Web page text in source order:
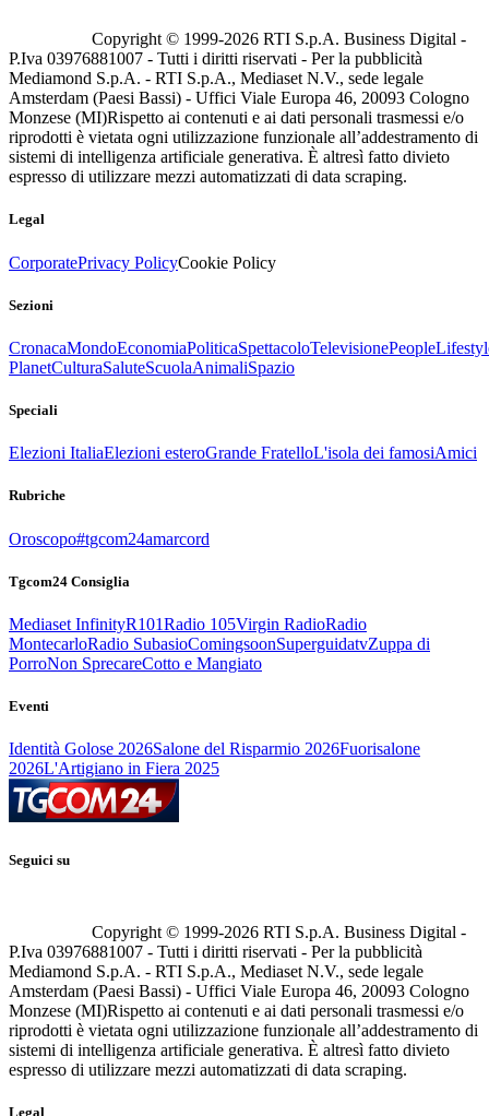
Copyright © 1999-2026 RTI S.p.A. Business Digital -
P.Iva 03976881007 - Tutti i diritti riservati - Per la pubblicità
Mediamond S.p.A. - RTI S.p.A., Mediaset N.V., sede legale
Amsterdam (Paesi Bassi) - Uffici Viale Europa 46, 20093 Cologno
Monzese (MI)Rispetto ai contenuti e ai dati personali trasmessi e/o
riprodotti è vietata ogni utilizzazione funzionale all’addestramento di
sistemi di intelligenza artificiale generativa. È altresì fatto divieto
espresso di utilizzare mezzi automatizzati di data scraping.
Legal
CorporatePrivacy PolicyCookie Policy
Sezioni
CronacaMondoEconomiaPoliticaSpettacoloTelevisionePeople
PlanetCulturaSaluteScuolaAnimaliSpazio
Speciali
Elezioni ItaliaElezioni esteroGrande FratelloL'isola dei famosiAmici
Rubriche
Oroscopo#tgcom24amarcord
Tgcom24 Consiglia
Mediaset InfinityR101Radio 105Virgin RadioRadio
MontecarloRadio SubasioComingsoonSuperguidatvZuppa di
PorroNon SprecareCotto e Mangiato
Eventi
Identità Golose 2026Salone del Risparmio 2026Fuorisalone
2026L'Artigiano in Fiera 2025
Seguici su
Copyright © 1999-2026 RTI S.p.A. Business Digital -
P.Iva 03976881007 - Tutti i diritti riservati - Per la pubblicità
Mediamond S.p.A. - RTI S.p.A., Mediaset N.V., sede legale
Amsterdam (Paesi Bassi) - Uffici Viale Europa 46, 20093 Cologno
Monzese (MI)Rispetto ai contenuti e ai dati personali trasmessi e/o
riprodotti è vietata ogni utilizzazione funzionale all’addestramento di
sistemi di intelligenza artificiale generativa. È altresì fatto divieto
espresso di utilizzare mezzi automatizzati di data scraping.
Legal